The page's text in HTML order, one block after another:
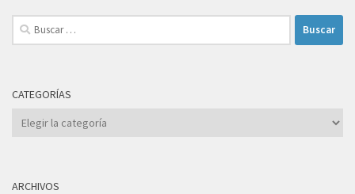
Buscar:
CATEGORÍAS
Categorías
ARCHIVOS